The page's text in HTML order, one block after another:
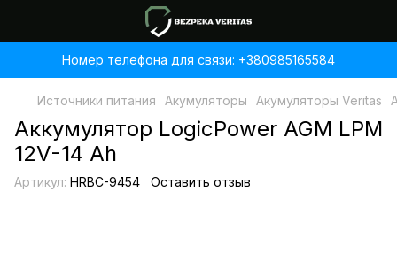
Номер телефона для связи: +380985165584
Источники питания Акумуляторы Акумуляторы Veritas
Аккумулятор LogicPower AGM LPM
12V-14 Ah
Артикул: HRBC-9454 Оставить отзыв